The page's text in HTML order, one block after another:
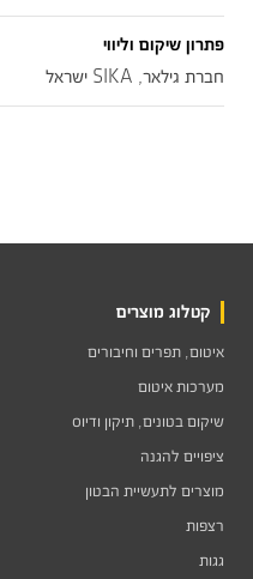
פתרון שיקום וליווי
חברת גילאר, SIKA ישראל
קטלוג מוצרים
איטום, תפרים וחיבורים
מערכות איטום
שיקום בטונים, תיקון ודיוס
ציפויים להגנה
מוצרים לתעשיית הבטון
רצפות
גגות